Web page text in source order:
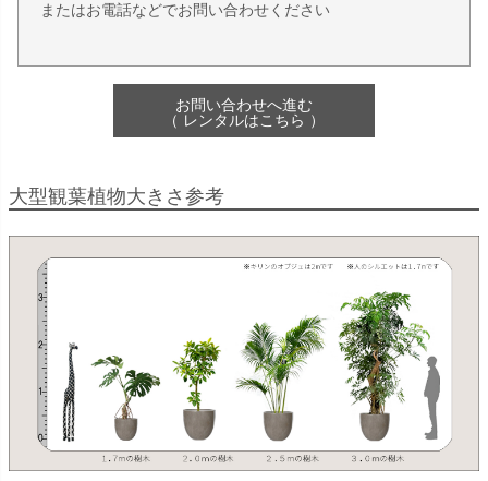
またはお電話などでお問い合わせください
お問い合わせへ進む
（ レンタルはこちら ）
大型観葉植物大きさ参考